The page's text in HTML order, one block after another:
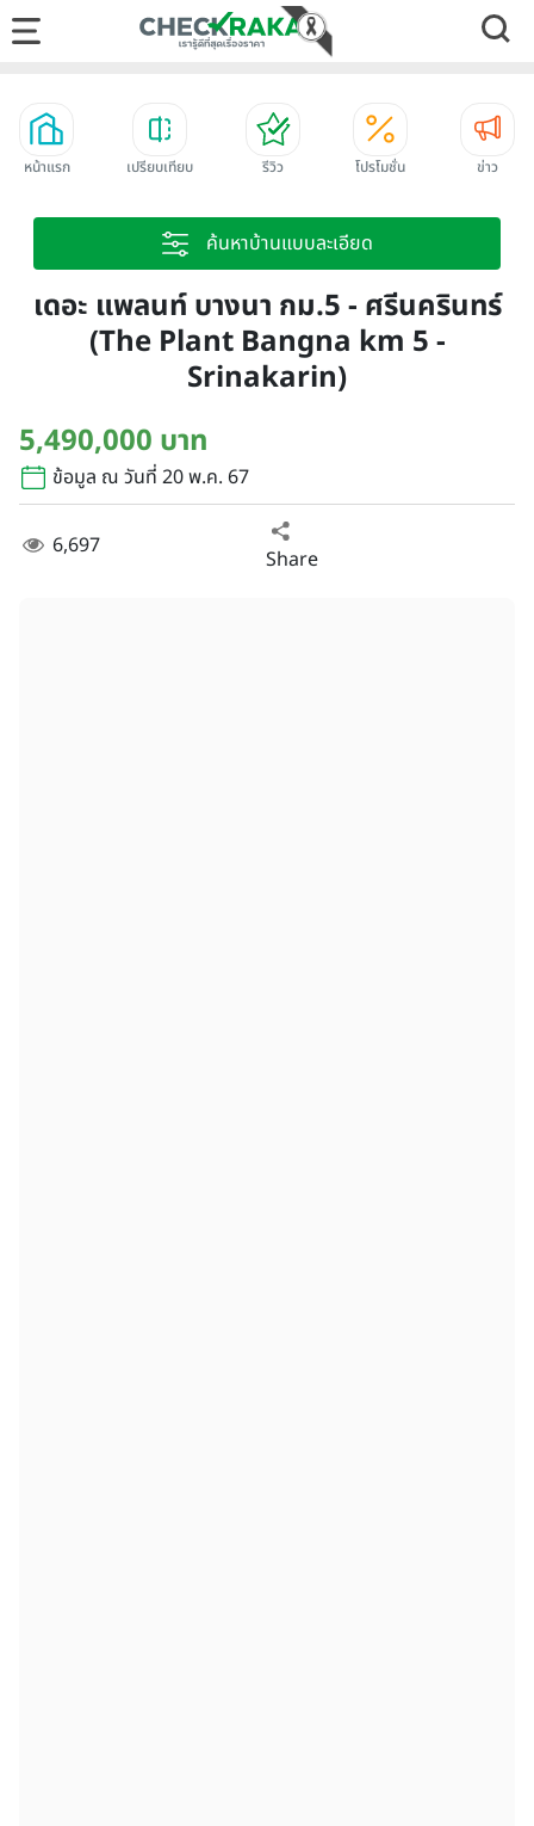
หน้าแรก เปรียบเทียบ รีวิว โปรโมชั่น ข่าว
ค้นหาบ้านแบบละเอียด
เดอะ แพลนท์ บางนา กม.5 - ศรีนครินทร์
(The Plant Bangna km 5 -
Srinakarin)
5,490,000 บาท
ข้อมูล ณ วันที่ 20 พ.ค. 67
6,697 Share